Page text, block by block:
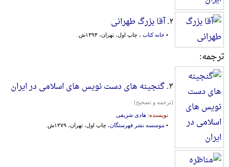
۲. آقا بزرگ طهرانی
• خانه کتاب ، چاپ اول، تهران، ۱۳۹۴ش.
ترجمه:
۳. گنجینه های دست نویس های اسلامی در ایران
(ترجمه و تصحیح)
نویسنده: هادی شریفی
• موسسه نشر فهرستگان، چاپ اول، تهران، ۱۳۷۹ش.